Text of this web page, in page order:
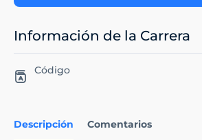
Descripción Comentarios
Información de la Carrera
Código